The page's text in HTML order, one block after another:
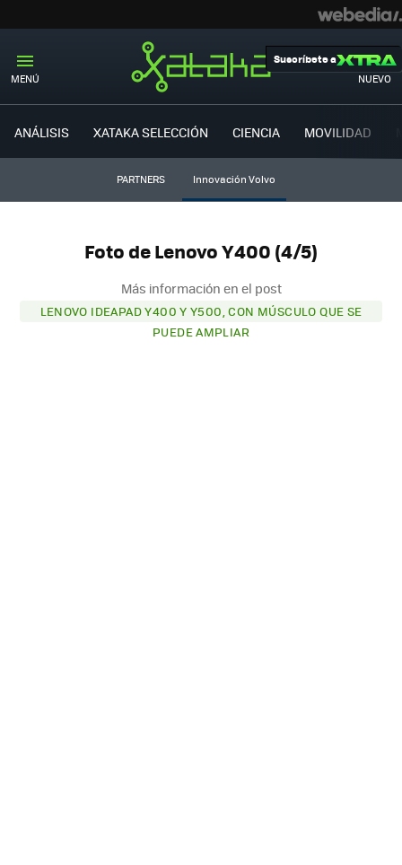
MENÚ NUEVO
Suscríbete a
ANÁLISIS XATAKA SELECCIÓN CIENCIA MOVILIDAD
PARTNERS Innovación Volvo
Foto de Lenovo Y400 (4/5)
Más información en el post
LENOVO IDEAPAD Y400 Y Y500, CON MÚSCULO QUE SE
PUEDE AMPLIAR